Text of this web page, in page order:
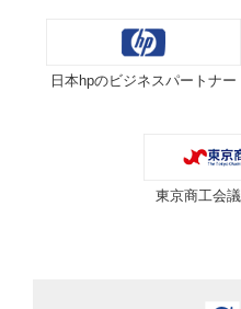
日本hpのビジネスパートナー
東京商工会